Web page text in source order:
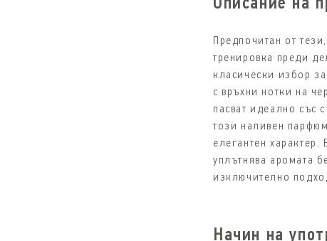
Описание на
Предпочитан от
тренировка преди
класически избор
с връхни нотки на
пасват идеално със
този наливен
елегантен
уплътнява аромата
изключително
Начин на